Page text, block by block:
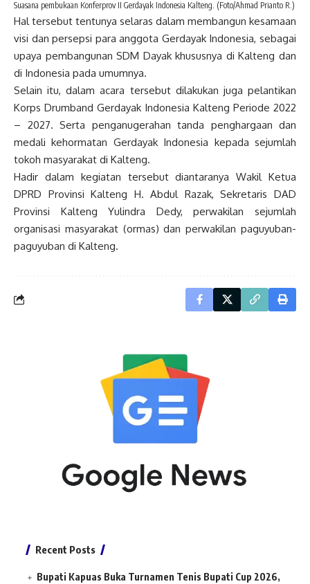
Suasana pembukaan Konferprov II Gerdayak Indonesia Kalteng. (Foto/Ahmad Prianto R.)
Hal tersebut tentunya selaras dalam membangun kesamaan
visi dan persepsi para anggota Gerdayak Indonesia, sebagai
upaya pembangunan SDM Dayak khususnya di Kalteng dan
di Indonesia pada umumnya.
Selain itu, dalam acara tersebut dilakukan juga pelantikan
Korps Drumband Gerdayak Indonesia Kalteng Periode 2022
– 2027. Serta penganugerahan tanda penghargaan dan
medali kehormatan Gerdayak Indonesia kepada sejumlah
tokoh masyarakat di Kalteng.
Hadir dalam kegiatan tersebut diantaranya Wakil Ketua
DPRD Provinsi Kalteng H. Abdul Razak, Sekretaris DAD
Provinsi Kalteng Yulindra Dedy, perwakilan sejumlah
organisasi masyarakat (ormas) dan perwakilan paguyuban-
paguyuban di Kalteng.
Recent Posts
Bupati Kapuas Buka Turnamen Tenis Bupati Cup 2026,